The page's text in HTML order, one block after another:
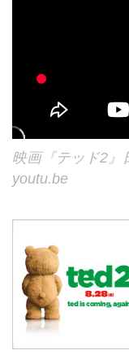
映画『テッド2』
youtu.be